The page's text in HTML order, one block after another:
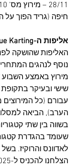
חיפה (גריד הפוך על
אליפות ה-SuperLeague Karting
האליפות שהושקה
נוסף לנהגים
מירוץ באמצע השבוע
שישי ובעיקר בתקופת
עבורם (כל המירוצים
לאדוונס והרוקיז.